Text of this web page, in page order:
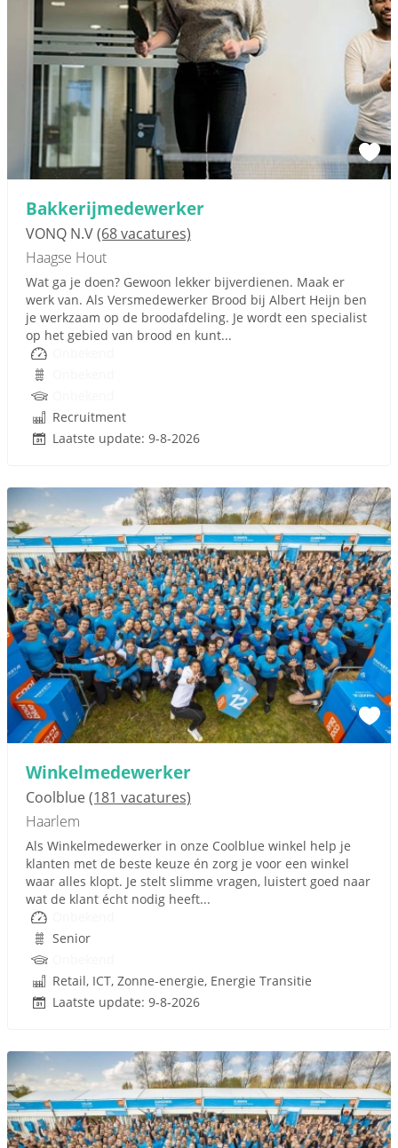
Bakkerijmedewerker
VONQ N.V(68 vacatures)
Haagse Hout
Wat ga je doen? Gewoon lekker bijverdienen. Maak er
werk van. Als Versmedewerker Brood bij Albert Heijn ben
je werkzaam op de broodafdeling. Je wordt een specialist
op het gebied van brood en kunt...
Recruitment
Laatste update: 9-8-2026
Winkelmedewerker
Coolblue(181 vacatures)
Haarlem
Als Winkelmedewerker in onze Coolblue winkel help je
klanten met de beste keuze én zorg je voor een winkel
waar alles klopt. Je stelt slimme vragen, luistert goed naar
wat de klant écht nodig heeft...
Senior
Retail, ICT, Zonne-energie, Energie Transitie
Laatste update: 9-8-2026